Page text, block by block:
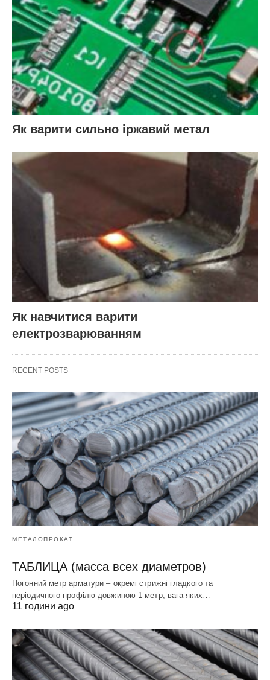
Як варити сильно іржавий метал
Як навчитися варити
електрозварюванням
RECENT POSTS
МЕТАЛОПРОКАТ
ТАБЛИЦА (масса всех диаметров)
Погонний метр арматури – окремі стрижні гладкого та
періодичного профілю довжиною 1 метр, вага яких…
11 години ago